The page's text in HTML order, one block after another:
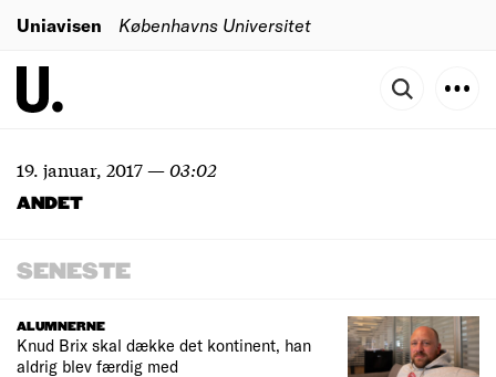
Uniavisen Københavns Universitet
19. januar, 2017—03:02
ANDET
SENESTE
ALUMNERNE
Knud Brix skal dække det kontinent, han
aldrig blev færdig med